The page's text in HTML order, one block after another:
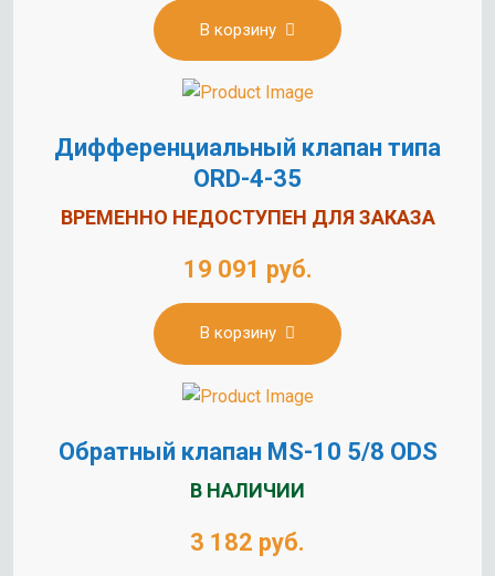
В корзину
Дифференциальный клапан типа
ORD-4-35
ВРЕМЕННО НЕДОСТУПЕН ДЛЯ ЗАКАЗА
19 091 руб.
В корзину
Обратный клапан MS-10 5/8 ODS
В НАЛИЧИИ
3 182 руб.